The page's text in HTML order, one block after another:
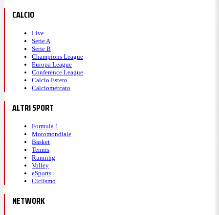
CALCIO
Live
Serie A
Serie B
Champions League
Europa League
Conference League
Calcio Estero
Calciomercato
ALTRI SPORT
Formula 1
Motomondiale
Basket
Tennis
Running
Volley
eSports
Ciclismo
NETWORK